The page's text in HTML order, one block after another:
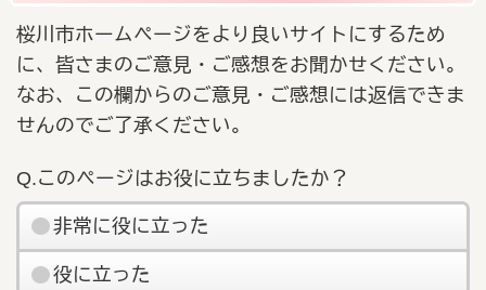
桜川市ホームページをより良いサイトにするため
に、皆さまのご意見・ご感想をお聞かせください。
なお、この欄からのご意見・ご感想には返信できま
せんのでご了承ください。
Q.このページはお役に立ちましたか？
非常に役に立った
役に立った